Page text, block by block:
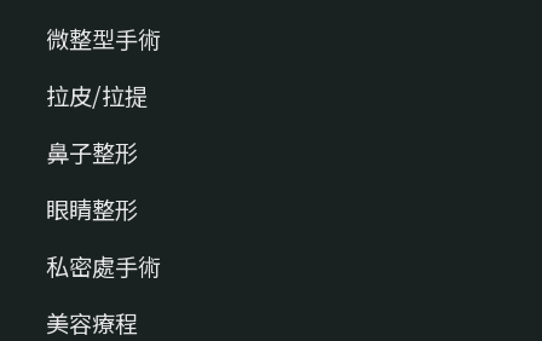
微整型手術
拉皮/拉提
鼻子整形
眼睛整形
私密處手術
美容療程